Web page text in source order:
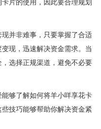
片的使用，因此要合理规划
并非难事，只要掌握了合适
现，迅速解决资金需求。当
选择正规渠道，避免不必要
够了解如何将羊小咩享花卡
技巧能够帮助你解决资金紧